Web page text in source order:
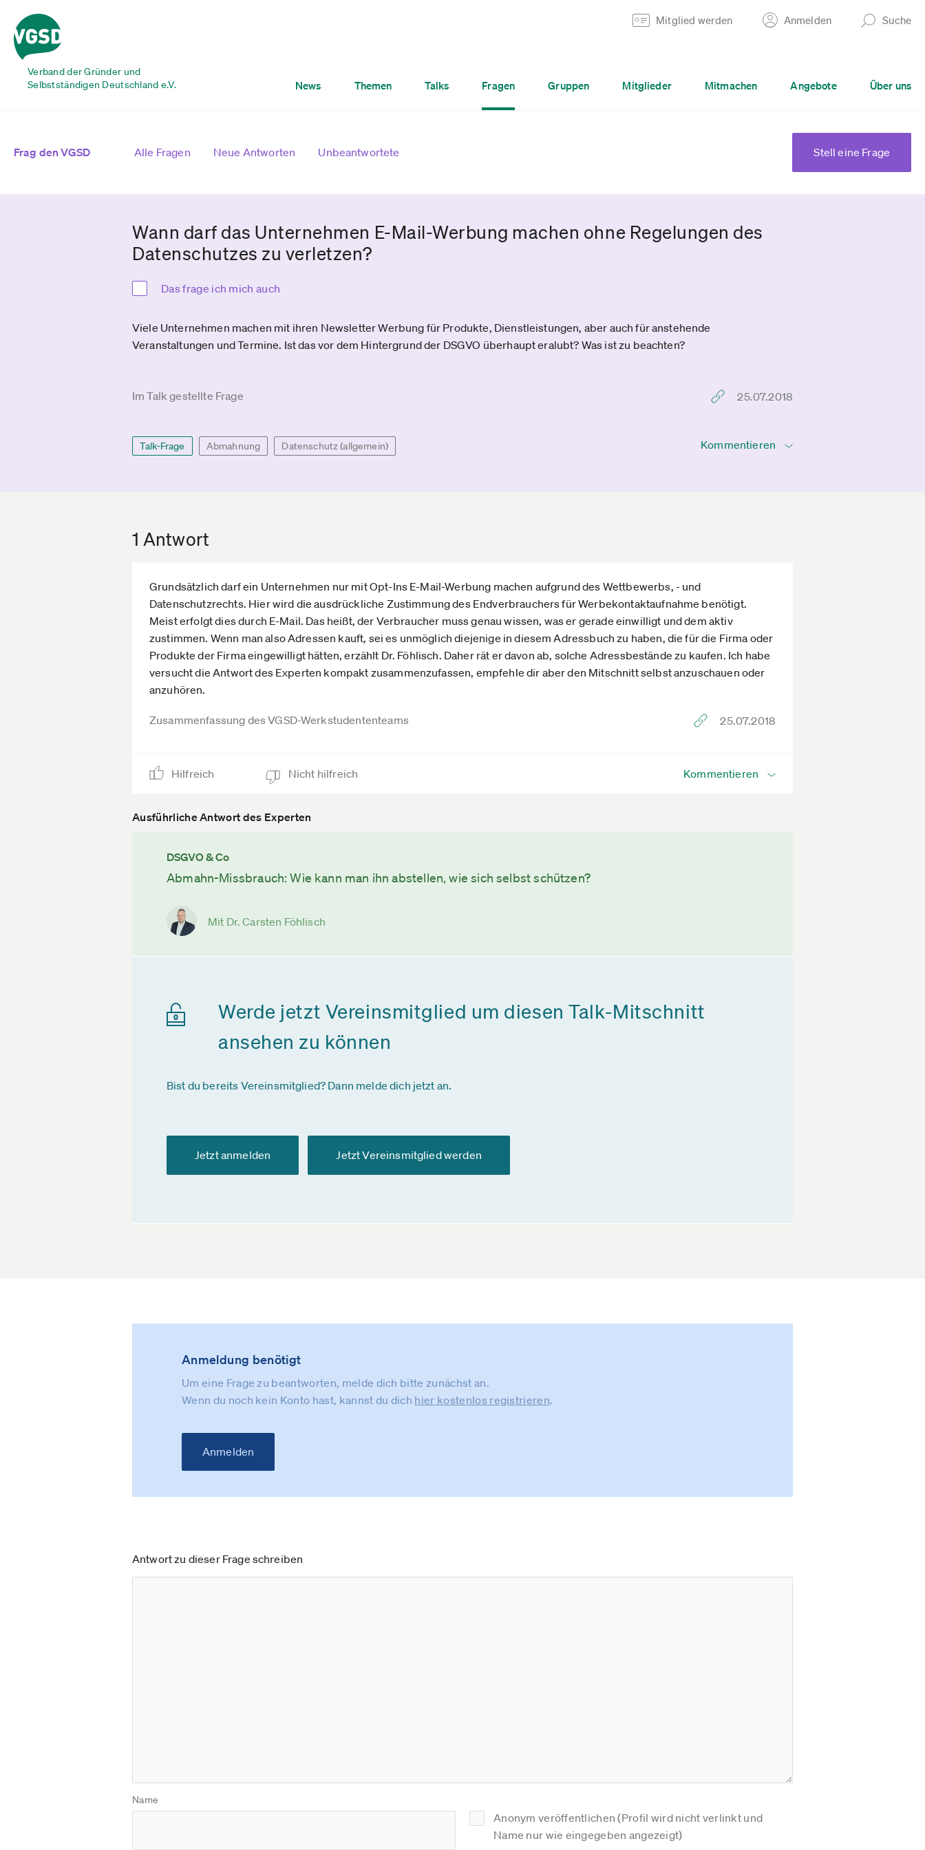
Verband der Gründer und
Selbstständigen Deutschland e.V.
Mitglied werden Anmelden Suche
News Themen Talks Fragen Gruppen Mitglieder Mitmachen Angebote Über uns
Frag den VGSD Alle Fragen Neue Antworten Unbeantwortete Stell eine Frage
Wann darf das Unternehmen E-Mail-Werbung machen ohne Regelungen des
Datenschutzes zu verletzen?
Das frage ich mich auch
Viele Unternehmen machen mit ihren Newsletter Werbung für Produkte, Dienstleistungen, aber auch für anstehende
Veranstaltungen und Termine. Ist das vor dem Hintergrund der DSGVO überhaupt eralubt? Was ist zu beachten?
Im Talk gestellte Frage 25.07.2018
Talk-Frage Abmahnung Datenschutz (allgemein) Kommentieren
1 Antwort
Grundsätzlich darf ein Unternehmen nur mit Opt-Ins E-Mail-Werbung machen aufgrund des Wettbewerbs, - und
Datenschutzrechts. Hier wird die ausdrückliche Zustimmung des Endverbrauchers für Werbekontaktaufnahme benötigt.
Meist erfolgt dies durch E-Mail. Das heißt, der Verbraucher muss genau wissen, was er gerade einwilligt und dem aktiv
zustimmen. Wenn man also Adressen kauft, sei es unmöglich diejenige in diesem Adressbuch zu haben, die für die Firma oder
Produkte der Firma eingewilligt hätten, erzählt Dr. Föhlisch. Daher rät er davon ab, solche Adressbestände zu kaufen. Ich habe
versucht die Antwort des Experten kompakt zusammenzufassen, empfehle dir aber den Mitschnitt selbst anzuschauen oder
anzuhören.
Zusammenfassung des VGSD-Werkstudententeams 25.07.2018
Hilfreich Nicht hilfreich Kommentieren
Ausführliche Antwort des Experten
DSGVO & Co
Abmahn-Missbrauch: Wie kann man ihn abstellen, wie sich selbst schützen?
Mit Dr. Carsten Föhlisch
Werde jetzt Vereinsmitglied um diesen Talk-Mitschnitt
ansehen zu können
Bist du bereits Vereinsmitglied? Dann melde dich jetzt an.
Jetzt anmelden Jetzt Vereinsmitglied werden
Anmeldung benötigt
Um eine Frage zu beantworten, melde dich bitte zunächst an.
Wenn du noch kein Konto hast, kannst du dich hier kostenlos registrieren.
Anmelden
Antwort zu dieser Frage schreiben
Name
Anonym veröffentlichen (Profil wird nicht verlinkt und
Name nur wie eingegeben angezeigt)